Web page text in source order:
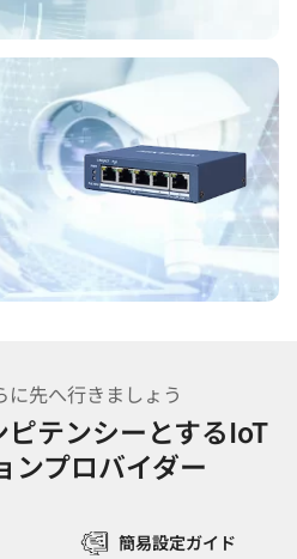
に先へ行きましょう
テンシーとするIoT
ンプロバイダー
簡易設定ガイド